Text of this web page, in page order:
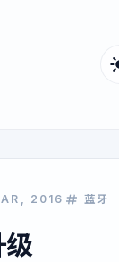
2016 蓝牙
级